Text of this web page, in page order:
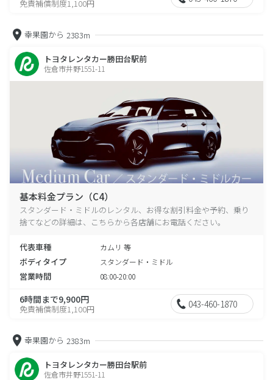
免責補償制度1,100円
幸果園から 2383m
トヨタレンタカー勝田台駅前
佐倉市井野1551-11
基本料金プラン（C4）
スタンダード・ミドルのレンタル、お得な割引料金や予約、乗り
捨てなどの詳細は、こちらから各店舗にお電話ください。
代表車種 カムリ 等
ボディタイプ スタンダード・ミドル
営業時間 08:00-20:00
6時間まで9,900円
免責補償制度1,100円 043-460-1870
幸果園から 2383m
トヨタレンタカー勝田台駅前
佐倉市井野1551-11